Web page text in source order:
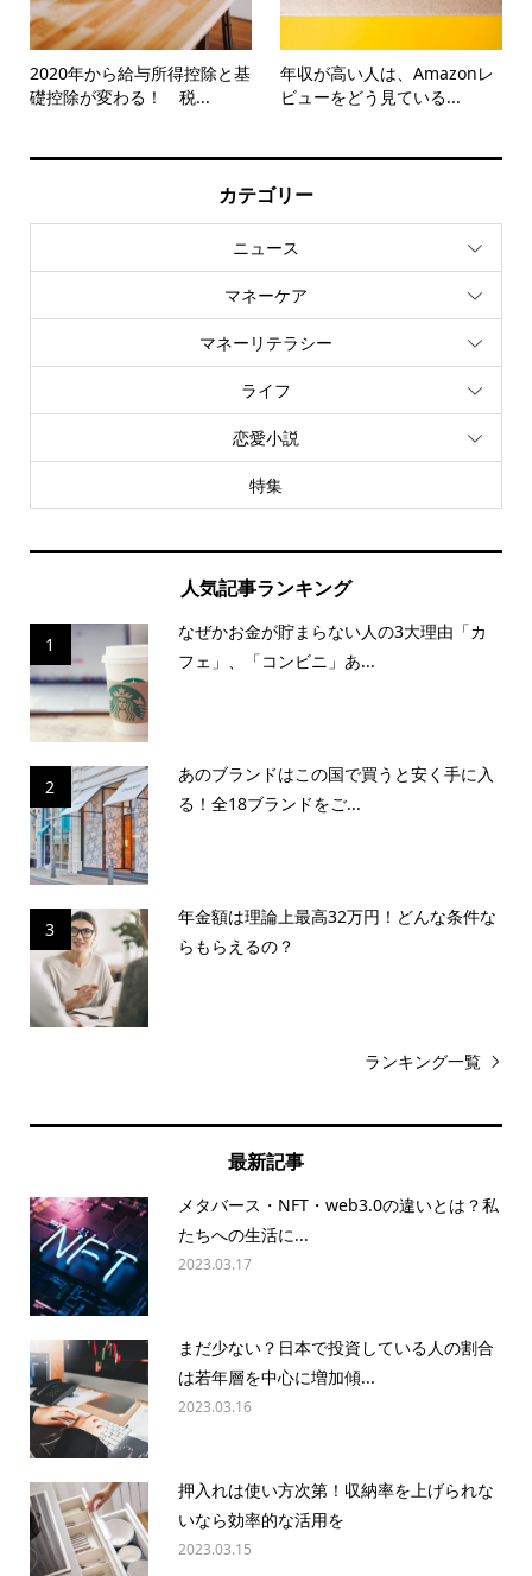
2020年から給与所得控除と基
礎控除が変わる！ 税...
年収が高い人は、Amazonレ
ビューをどう見ている...
カテゴリー
ニュース
マネーケア
マネーリテラシー
ライフ
恋愛小説
特集
人気記事ランキング
1
なぜかお金が貯まらない人の3大理由「カ
フェ」、「コンビニ」あ...
2
あのブランドはこの国で買うと安く手に入
る！全18ブランドをご...
3
年金額は理論上最高32万円！どんな条件な
らもらえるの？
ランキング一覧
最新記事
メタバース・NFT・web3.0の違いとは？私
たちへの生活に...
2023.03.17
まだ少ない？日本で投資している人の割合
は若年層を中心に増加傾...
2023.03.16
押入れは使い方次第！収納率を上げられな
いなら効率的な活用を
2023.03.15